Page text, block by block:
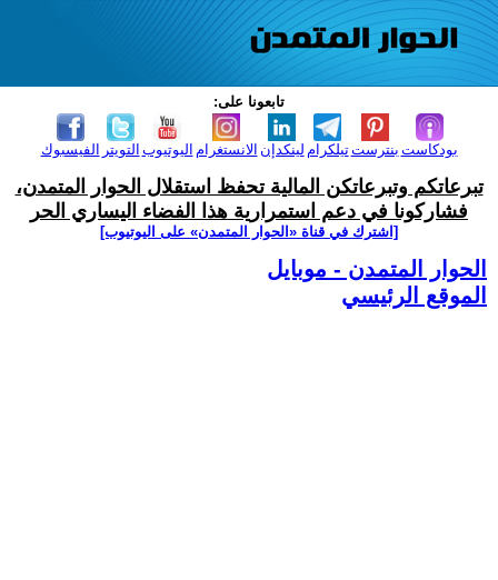
تابعونا على:
الفيسبوك التويتر اليوتيوب الانستغرام لينكدإن تيلكرامبنترست بودكاست
تبرعاتكم وتبرعاتكن المالية تحفظ استقلال الحوار المتمدن،
فشاركونا في دعم استمرارية هذا الفضاء اليساري الحر
[اشترك في قناة ‫«الحوار المتمدن» على اليوتيوب]
الحوار المتمدن - موبايل
الموقع الرئيسي